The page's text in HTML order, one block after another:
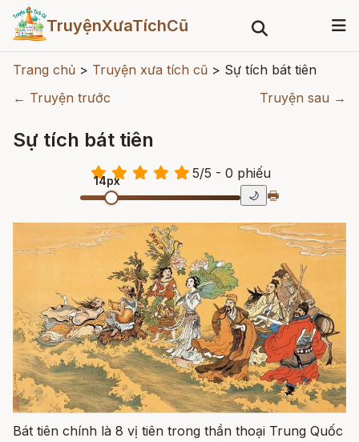
TruyệnXưaTíchCũ
Trang chủ > Truyện xưa tích cũ > Sự tích bát tiên
← Truyện trước
Truyện sau →
Sự tích bát tiên
5/5 - 0 phiếu
14px
🌙 🖶
Bát tiên chính là 8 vị tiên trong thần thoại Trung Quốc